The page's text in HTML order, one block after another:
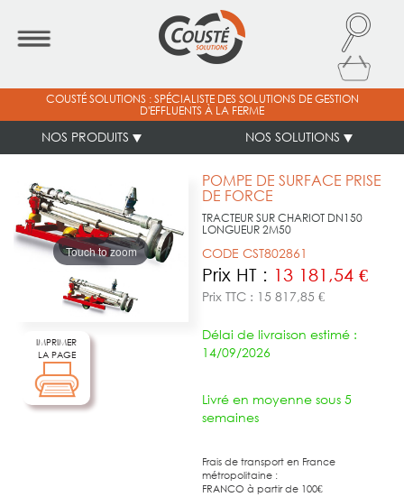
COUSTÉ SOLUTIONS : SPÉCIALISTE DES SOLUTIONS DE GESTION
D'EFFLUENTS À LA FERME
NOS PRODUITS NOS SOLUTIONS
Touch to zoom
POMPE DE SURFACE PRISE
DE FORCE
TRACTEUR SUR CHARIOT DN150
LONGUEUR 2M50
CODE CST802861
Prix HT : 13 181,54 €
Prix TTC : 15 817,85 €
Délai de livraison estimé :
14/09/2026
Livré en moyenne sous 5
semaines
Frais de transport en France
métropolitaine :
FRANCO à partir de 100€
IMPRIMER
LA PAGE